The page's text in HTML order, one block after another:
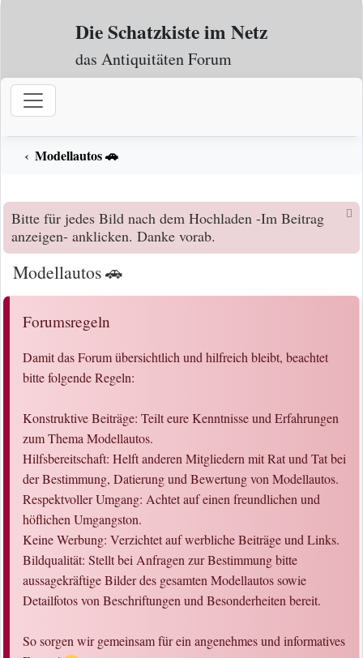
Zum Inhalt
Die Schatzkiste im Netz
das Antiquitäten Forum
Modellautos 🚗
Bitte für jedes Bild nach dem Hochladen -Im Beitrag
anzeigen- anklicken. Danke vorab.
Modellautos 🚗
Forumsregeln
Damit das Forum übersichtlich und hilfreich bleibt, beachtet
bitte folgende Regeln:
Konstruktive Beiträge: Teilt eure Kenntnisse und Erfahrungen
zum Thema Modellautos.
Hilfsbereitschaft: Helft anderen Mitgliedern mit Rat und Tat bei
der Bestimmung, Datierung und Bewertung von Modellautos.
Respektvoller Umgang: Achtet auf einen freundlichen und
höflichen Umgangston.
Keine Werbung: Verzichtet auf werbliche Beiträge und Links.
Bildqualität: Stellt bei Anfragen zur Bestimmung bitte
aussagekräftige Bilder des gesamten Modellautos sowie
Detailfotos von Beschriftungen und Besonderheiten bereit.
So sorgen wir gemeinsam für ein angenehmes und informatives